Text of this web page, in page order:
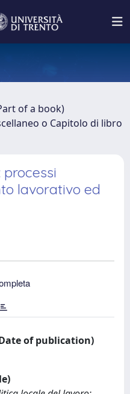
of a book)
o Capitolo di libro
processi
lavorativo ed
of publication)